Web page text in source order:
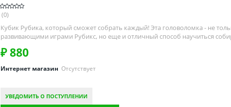
(0)
Кубик Рубика, который сможет собрать каждый! Эта головоломка - не
развивающими играми Рубикс, но еще и отличный способ научиться
₽880
Интернет магазин Отсутствует
УВЕДОМИТЬ О ПОСТУПЛЕНИИ